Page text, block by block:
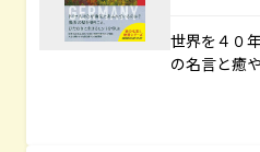
世界を４０
の名言と癒